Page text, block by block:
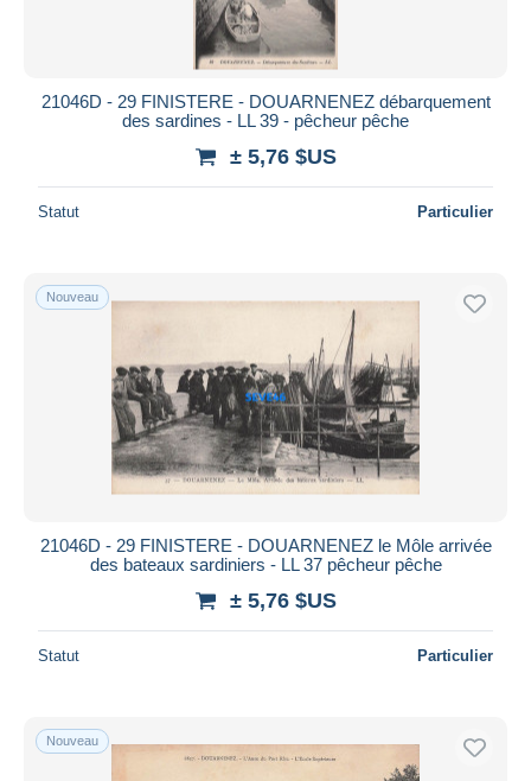
Mastercard
iDeal
Appliquer
21046D - 29 FINISTERE - DOUARNENEZ débarquement
des sardines - LL 39 - pêcheur pêche
± 5,76 $US
Statut Particulier
Nouveau
21046D - 29 FINISTERE - DOUARNENEZ le Môle arrivée
des bateaux sardiniers - LL 37 pêcheur pêche
± 5,76 $US
Statut Particulier
Nouveau